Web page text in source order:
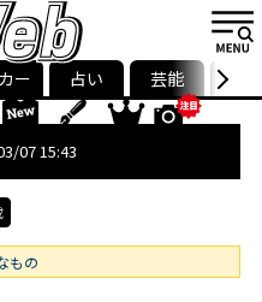
smart最新号
記事一覧ランキング
ストリ
ー 占い 芸能 グル
07 15:43
もの